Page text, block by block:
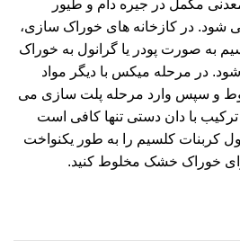
مکمل در جیره دام و طیور
در کازخانه های خوراک سازی،
به صورت پودر یا گرانول به خوراک
در مرحله میکس با دیگر مواد
و سپس وارد مرحله پلت سازی می
با دان دستی تنها کافی است
کربنات کلسیم را به طور یکنواخت
خوراک خشک مخلوط کنید.